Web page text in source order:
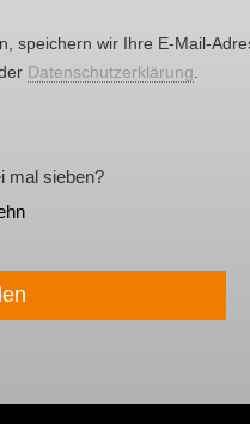
speichern wir Ihre E-Mail-
Datenschutzerklärung
mal sieben?